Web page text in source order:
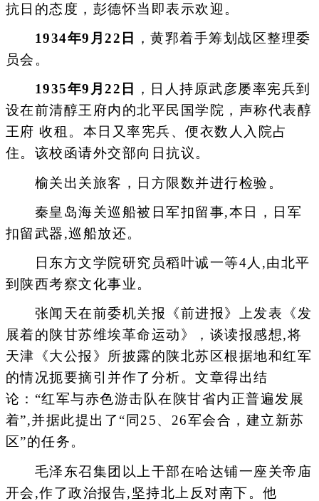
抗日的态度，彭德怀当即表示欢迎。
1934年9月22日
，黄郛着手筹划战区整理委
员会。
1935年9月22日
，日人持原武彦屡率宪兵到
设在前清醇王府内的北平民国学院，声称代表醇
王府 收租。本日又率宪兵、便衣数人入院占
住。该校函请外交部向日抗议。
榆关出关旅客，日方限数并进行检验。
秦皇岛海关巡船被日军扣留事,本日，日军
扣留武器,巡船放还。
日东方文学院研究员稻叶诚一等4人,由北平
到陕西考察文化事业。
张闻天在前委机关报《前进报》上发表《发
展着的陕甘苏维埃革命运动》，谈读报感想,将
天津《大公报》所披露的陕北苏区根据地和红军
的情况扼要摘引并作了分析。文章得出结
论：“红军与赤色游击队在陕甘省内正普遍发展
着”,并据此提出了“同25、26军会合，建立新苏
区”的任务。
毛泽东召集团以上干部在哈达铺一座关帝庙
开会,作了政治报告,坚持北上反对南下。他